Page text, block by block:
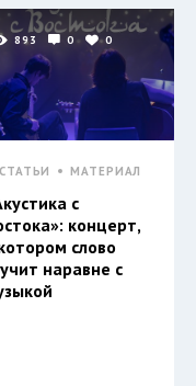
893 0 0
СТАТЬИ МАТЕРИАЛ
с
концерт,
слово
наравне с